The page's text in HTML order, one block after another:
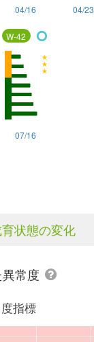
04/16 04/23
W-42
07/16
状態の変化
常度
指標